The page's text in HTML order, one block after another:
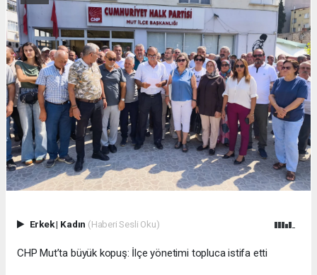
Erkek| Kadın (Haberi Sesli Oku)
CHP Mut’ta büyük kopuş: İlçe yönetimi topluca istifa etti